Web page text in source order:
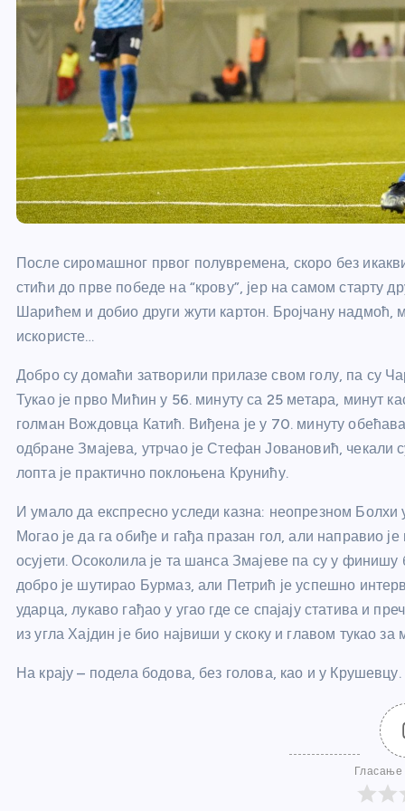
После сиромашног првог полувремена, скоро без
стићи до прве победе на “крову”, јер на самом старту
Шарићем и добио други жути картон. Бројчану
искористе…
Добро су домаћи затворили прилазе свом голу, па су
Тукао је прво Мићин у 56. минуту са 25 метара, минут
голман Вождовца Катић. Виђена је у 70. минуту
одбране Змајева, утрчао је Стефан Јовановић,
лопта је практично поклоњена Крунићу.
И умало да експресно уследи казна: неопрезном
Могао је да га обиђе и гађа празан гол, али направио
осујети. Осоколила је та шанса Змајеве па су у
добро је шутирао Бурмаз, али Петрић је успешно
ударца, лукаво гађао у угао где се спајају статива и
из угла Хајдин је био највиши у скоку и главом тукао за
На крају – подела бодова, без голова, као и у Крушевцу.
Гласање